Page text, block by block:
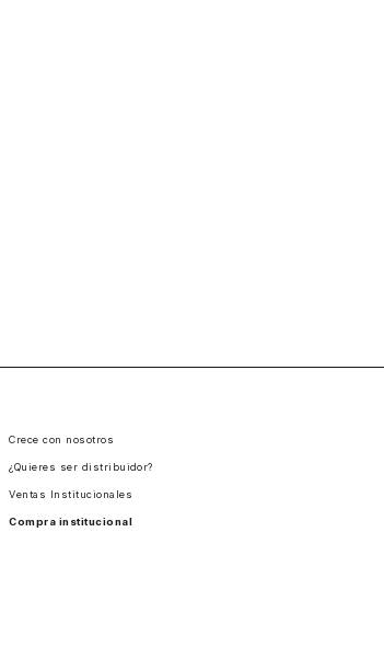
Crece con nosotros
¿Quieres ser distribuidor?
Ventas Institucionales
Compra institucional